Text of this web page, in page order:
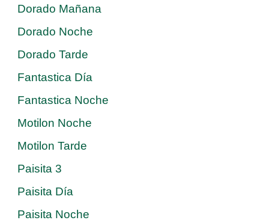
Dorado Mañana
Dorado Noche
Dorado Tarde
Fantastica Día
Fantastica Noche
Motilon Noche
Motilon Tarde
Paisita 3
Paisita Día
Paisita Noche